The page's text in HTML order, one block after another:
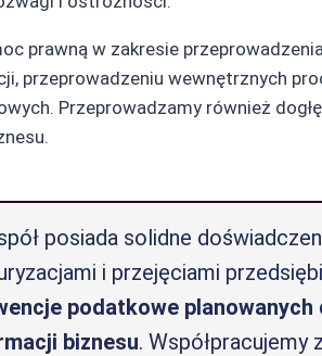
prawną w zakresie
przeprowadzeniu wewnętrznych
Przeprowadzamy również
posiada solidne
i przejęciami
podatkowe
biznesu. Współpracujemy